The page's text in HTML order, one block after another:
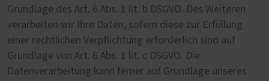
Grundlage des Art. 6 Abs. 1 lit. b DSGVO. Des Weiteren
verarbeiten wir Ihre Daten, sofern diese zur Erfüllung
einer rechtlichen Verpflichtung erforderlich sind auf
Grundlage von Art. 6 Abs. 1 lit. c DSGVO. Die
Datenverarbeitung kann ferner auf Grundlage unseres